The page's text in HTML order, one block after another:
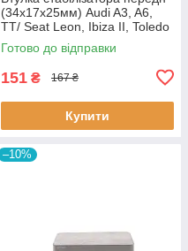
(34х17х25мм) Audi A3, A6,
TT/ Seat Leon, Ibiza II, Toledo
II (BC0226) BCGUMA BC0226
BC GUMA
Готово до відправки
151 ₴ 167 ₴
Купити
–10%